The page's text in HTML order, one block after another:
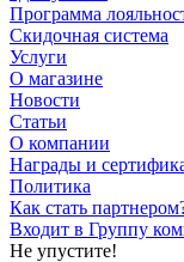
Программа
Скидочная система
Услуги
О магазине
Новости
Статьи
О компании
Награды и
Политика
Как стать
Входит в Группу
Не упустите!